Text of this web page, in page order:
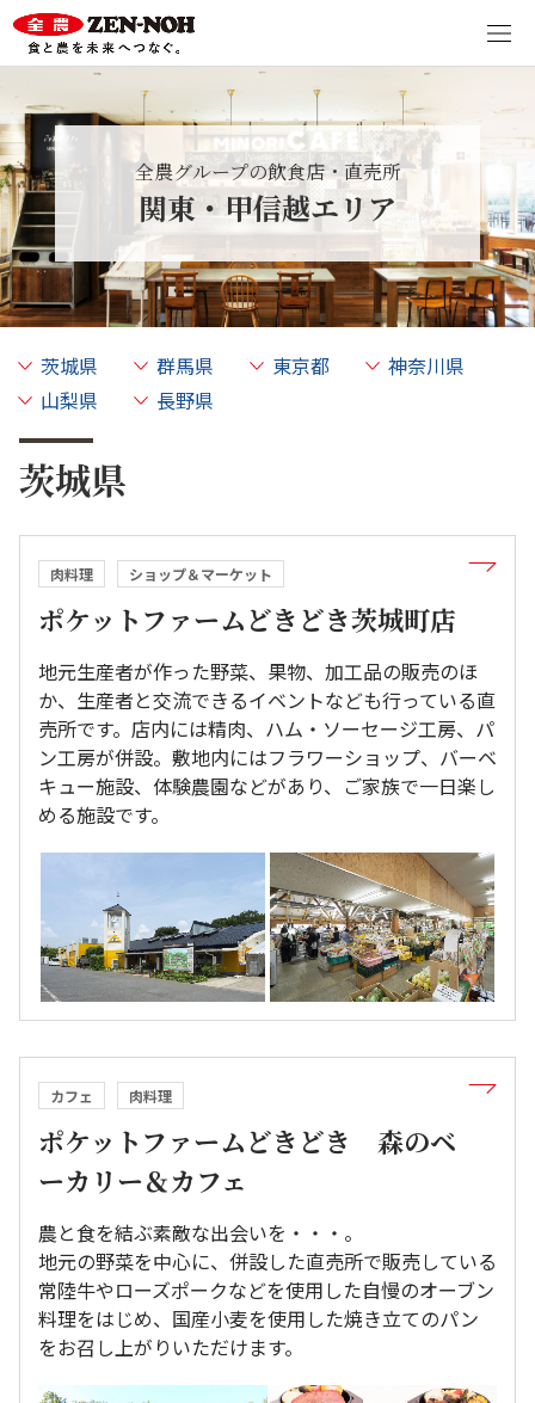
全農グループの飲食店・直売所
関東・甲信越エリア
茨城県 群馬県 東京都
神奈川県
山梨県
長野県
茨城県
肉料理 ショップ＆マーケット
ポケットファームどきどき茨城町店
地元生産者が作った野菜、果物、加工品の販売のほ
か、生産者と交流できるイベントなども行っている直
売所です。店内には精肉、ハム・ソーセージ工房、パ
ン工房が併設。敷地内にはフラワーショップ、バーベ
キュー施設、体験農園などがあり、ご家族で一日楽し
める施設です。
カフェ 肉料理
ポケットファームどきどき 森のベ
ーカリー＆カフェ
農と食を結ぶ素敵な出会いを・・・。
地元の野菜を中心に、併設した直売所で販売している
常陸牛やローズポークなどを使用した自慢のオーブン
料理をはじめ、国産小麦を使用した焼き立てのパン
をお召し上がりいただけます。